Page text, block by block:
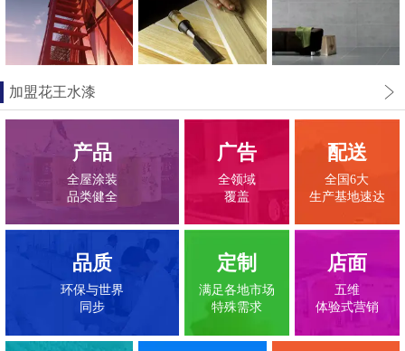
加盟花王水漆
产品
全屋涂装
品类健全
广告
全领域
覆盖
配送
全国6大
生产基地速达
品质
环保与世界
同步
定制
满足各地市场
特殊需求
店面
五维
体验式营销